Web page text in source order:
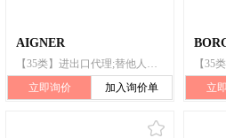
AIGNER
【35类】进出口代理;替他人推销;替他人采购(替其他企业购买商品或服务)
立即询价
加入询价单 立